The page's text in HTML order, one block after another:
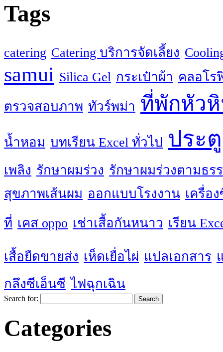
Tags
catering Catering บริการจัดเลี้ยง
samui Silica Gel กระเป๋าผ้า คลอโร
ตรวจสอบภาพ ทัวร์พม่า ที่พักหัว
น้ำหอม บทเรียน Excel ทั่วไป ประตู
เพลิง รักษาผมร่วง รักษาผมร่วงตามธร
สุขภาพเส้นผม ออกแบบโรงงาน เครื่อ
ที่ เคส oppo เช่าเสื้อกันหนาว เรียน
เสื้อยืดขายส่ง เห็ดเยื่อไผ่ แปลเอกสาร
กลึงซีเอ็นซี ไฟฉุกเฉิน
Search for:
Categories